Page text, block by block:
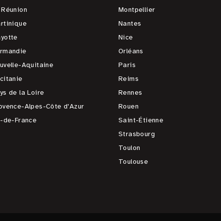
Aquitaine
de la Loire
Alpes-Côte d'Azur
de-France
Montpellier
Nantes
Nice
Orléans
Paris
Reims
Rennes
Rouen
Saint-Étienne
Strasbourg
Toulon
Toulouse